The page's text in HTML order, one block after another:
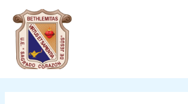
contenido
navigation